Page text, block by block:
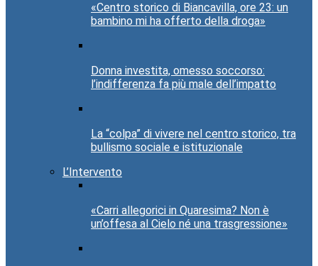
«Centro storico di Biancavilla, ore 23: un
bambino mi ha offerto della droga»
Donna investita, omesso soccorso:
l’indifferenza fa più male dell’impatto
La “colpa” di vivere nel centro storico, tra
bullismo sociale e istituzionale
L’Intervento
«Carri allegorici in Quaresima? Non è
un’offesa al Cielo né una trasgressione»